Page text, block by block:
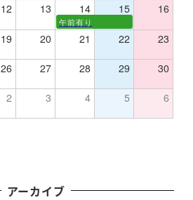
12 13 14 15 16
午前有り
19 20 21 22 23
26 27 28 29 30
2 3 4 5 6
アーカイブ